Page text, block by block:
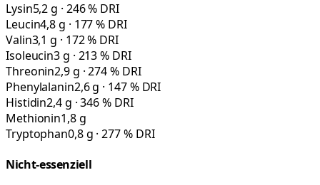
Lysin5,2 g · 246 % DRI
Leucin4,8 g · 177 % DRI
Valin3,1 g · 172 % DRI
Isoleucin3 g · 213 % DRI
Threonin2,9 g · 274 % DRI
Phenylalanin2,6 g · 147 % DRI
Histidin2,4 g · 346 % DRI
Methionin1,8 g
Tryptophan0,8 g · 277 % DRI
Nicht-essenziell